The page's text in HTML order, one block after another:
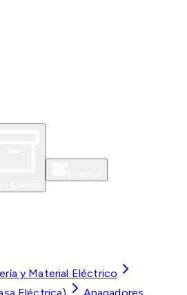
y Material Eléctrico